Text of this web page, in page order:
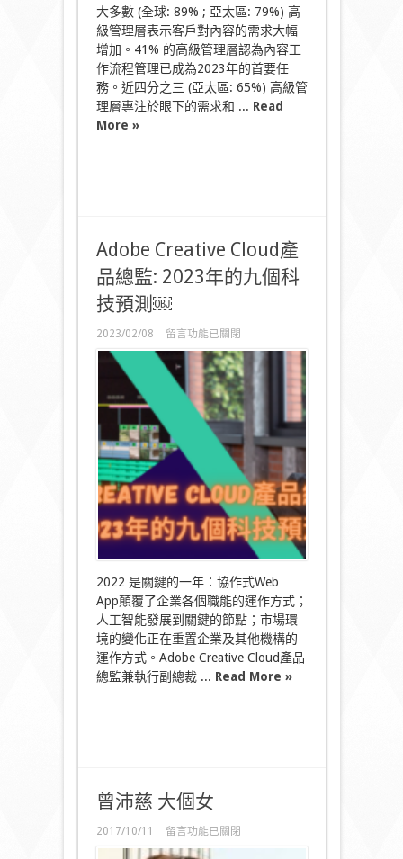
投
資
內
容
創
作
和
優
大多數 (全球: 89% ; 亞太區: 79%) 高
級管理層表示客戶對內容的需求大幅
增加。41% 的高級管理層認為內容工
作流程管理已成為2023年的首要任
務。近四分之三 (亞太區: 65%) 高級管
理層專注於眼下的需求和 ... Read
More »
Adobe Creative Cloud產
品總監: 2023年的九個科
技預測￼
2023/02/08
在
〈Adobe
Creative
Cloud
監:
2023
年
九
個
科
技
￼〉
中
留言功能已關閉
2022 是關鍵的一年：協作式Web
App顛覆了企業各個職能的運作方式；
人工智能發展到關鍵的節點；市場環
境的變化正在重置企業及其他機構的
運作方式。Adobe Creative Cloud產品
總監兼執行副總裁 ... Read More »
曾沛慈 大個女
2017/10/11
在
〈曾
留言功能已關閉